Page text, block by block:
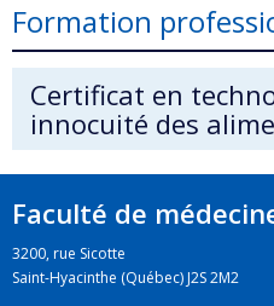
Formation
Certificat en
innocuité des
Faculté de
3200, rue Sicotte
Saint-Hyacinthe (Québec) J2S 2M2